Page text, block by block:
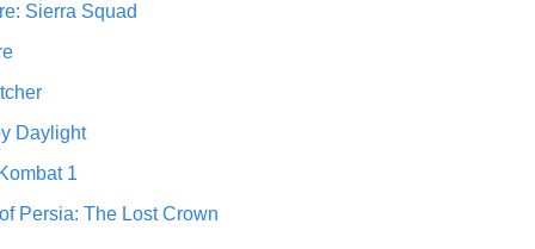
Sierra Squad
Daylight
1
Persia: The Lost Crown